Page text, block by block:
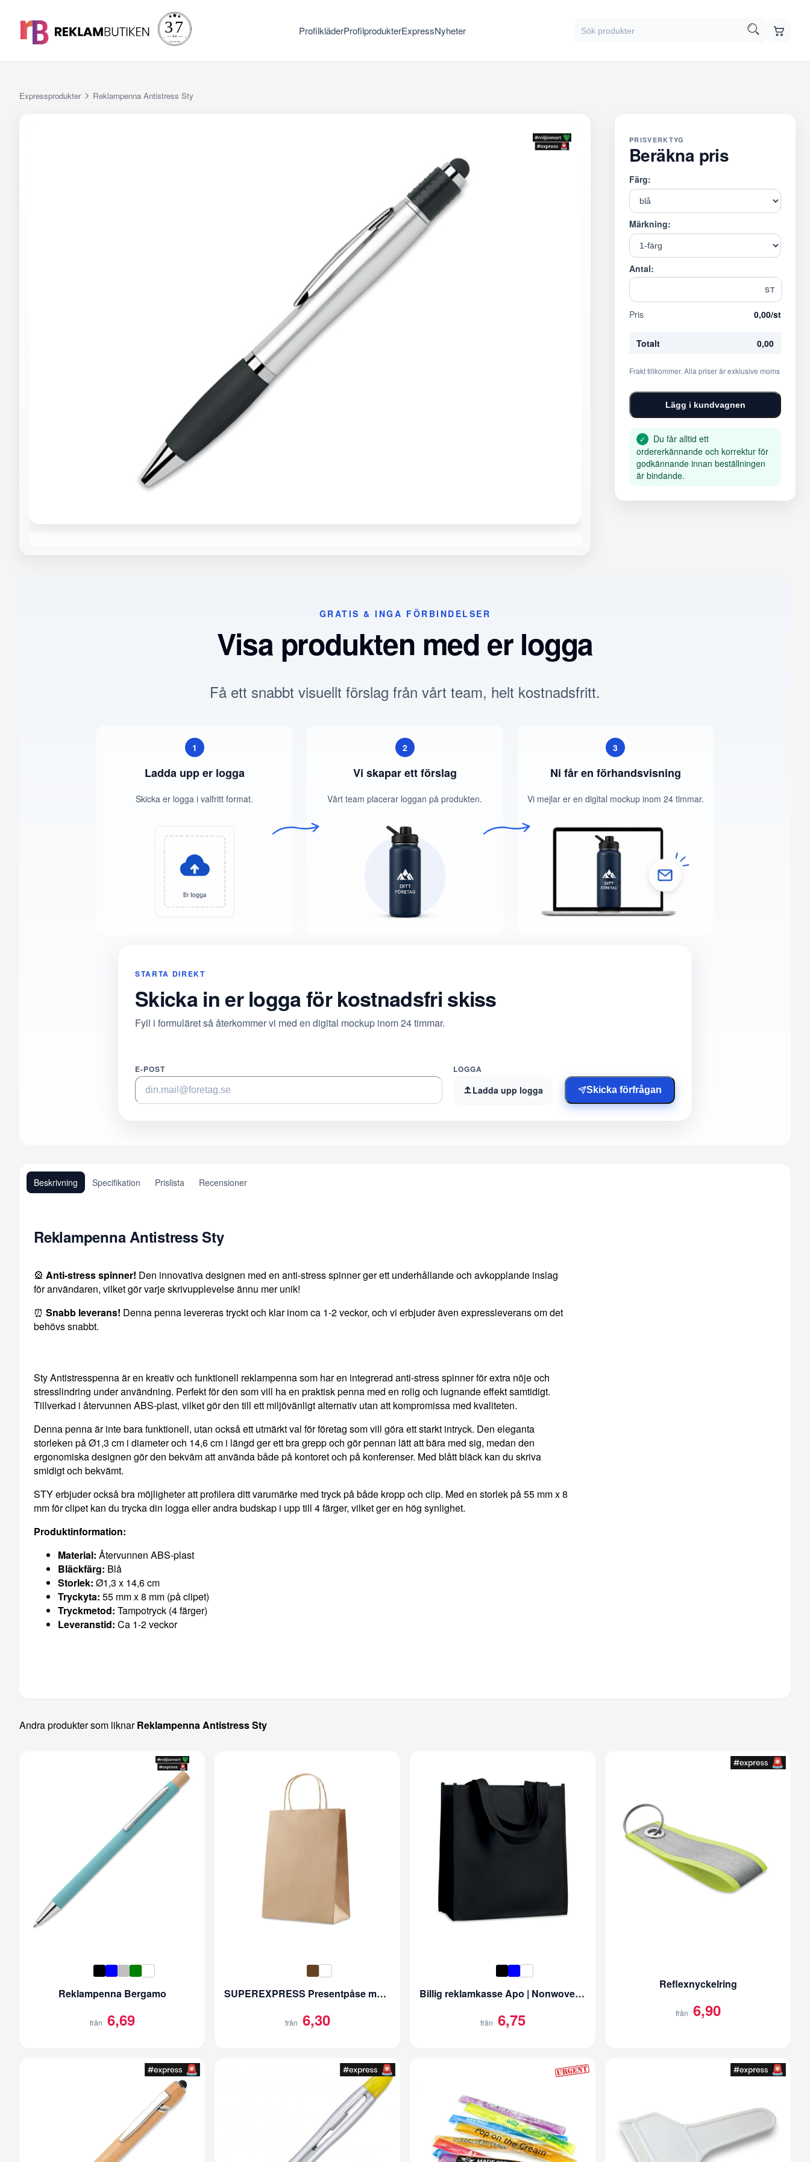
ProfilkläderProfilprodukterExpressNyheter
Expressprodukter Reklampenna Antistress Sty
PRISVERKTYG
Beräkna pris
Färg:
Märkning:
Antal:
ST
Pris 0,00/st
Totalt 0,00
Frakt tillkommer. Alla priser är exklusive moms
Lägg i kundvagnen
✓
Du får alltid ett
ordererkännande och korrektur för
godkännande innan beställningen
är bindande.
GRATIS & INGA FÖRBINDELSER
Visa produkten med er logga
Få ett snabbt visuellt förslag från vårt team, helt kostnadsfritt.
1
Ladda upp er logga
Skicka er logga i valfritt format.
2
Vi skapar ett förslag
Vårt team placerar loggan på produkten.
3
Ni får en förhandsvisning
Vi mejlar er en digital mockup inom 24 timmar.
STARTA DIREKT
Skicka in er logga för kostnadsfri skiss
Fyll i formuläret så återkommer vi med en digital mockup inom 24 timmar.
E-POST LOGGA
Ladda upp logga Skicka förfrågan
Beskrivning Specifikation Prislista Recensioner
Reklampenna Antistress Sty
🎡 Anti-stress spinner! Den innovativa designen med en anti-stress spinner ger ett underhållande och avkopplande inslag
för användaren, vilket gör varje skrivupplevelse ännu mer unik!
⏰ Snabb leverans! Denna penna levereras tryckt och klar inom ca 1-2 veckor, och vi erbjuder även expressleverans om det
behövs snabbt.
Sty Antistresspenna är en kreativ och funktionell reklampenna som har en integrerad anti-stress spinner för extra nöje och
stresslindring under användning. Perfekt för den som vill ha en praktisk penna med en rolig och lugnande effekt samtidigt.
Tillverkad i återvunnen ABS-plast, vilket gör den till ett miljövänligt alternativ utan att kompromissa med kvaliteten.
Denna penna är inte bara funktionell, utan också ett utmärkt val för företag som vill göra ett starkt intryck. Den eleganta
storleken på Ø1,3 cm i diameter och 14,6 cm i längd ger ett bra grepp och gör pennan lätt att bära med sig, medan den
ergonomiska designen gör den bekväm att använda både på kontoret och på konferenser. Med blått bläck kan du skriva
smidigt och bekvämt.
STY erbjuder också bra möjligheter att profilera ditt varumärke med tryck på både kropp och clip. Med en storlek på 55 mm x 8
mm för clipet kan du trycka din logga eller andra budskap i upp till 4 färger, vilket ger en hög synlighet.
Produktinformation:
Material: Återvunnen ABS-plast
Bläckfärg: Blå
Storlek: Ø1,3 x 14,6 cm
Tryckyta: 55 mm x 8 mm (på clipet)
Tryckmetod: Tampotryck (4 färger)
Leveranstid: Ca 1-2 veckor
Andra produkter som liknarReklampenna Antistress Sty
Reklampenna Bergamo
från 6,69
SUPEREXPRESS Presentpåse med tryck | 150g/m2
från 6,30
Billig reklamkasse Apo | Nonwoven 80g/m2
från 6,75
Reflexnyckelring
från 6,90